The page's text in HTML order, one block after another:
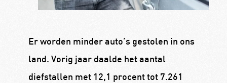
Er worden minder auto’s gestolen in ons
land. Vorig jaar daalde het aantal
diefstallen met 12,1 procent tot 7.261